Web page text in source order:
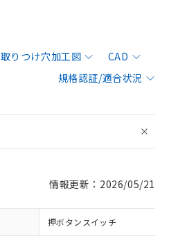
取りつけ穴加工図
CAD
規格認証/適合状況
情報更新：2026/05/21
押ボタンスイッチ